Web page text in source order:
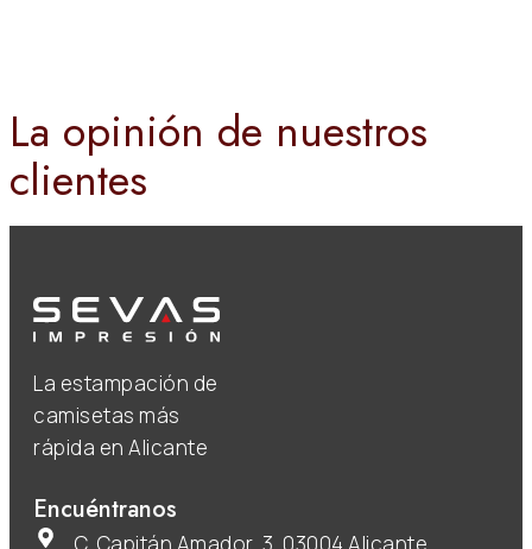
La opinión de nuestros
clientes
La estampación de
camisetas más
rápida en Alicante
Encuéntranos